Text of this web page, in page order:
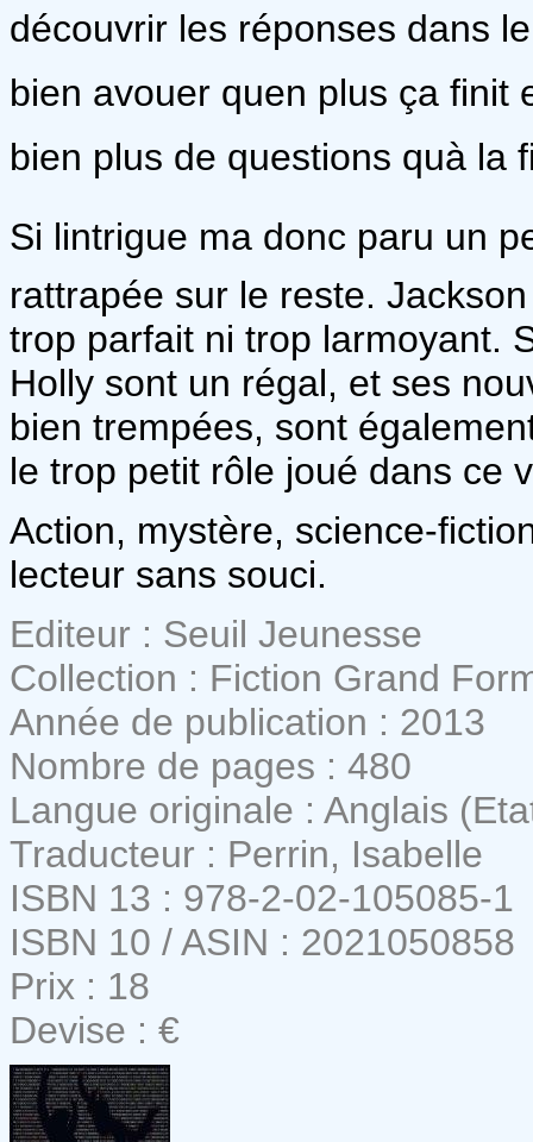
découvrir les réponses dans
bien avouer quen plus ça
bien plus de questions quà
Si lintrigue ma donc paru un
rattrapée sur le reste.
trop parfait ni trop larmoyant.
Holly sont un régal, et ses
bien trempées, sont
le trop petit rôle joué dans ce
Action, mystère, science-
lecteur sans souci.
Editeur : Seuil Jeunesse
Collection : Fiction Grand
Année de publication : 2013
Nombre de pages : 480
Langue originale : Anglais
Traducteur : Perrin, Isabelle
ISBN 13 : 978-2-02-105085-1
ISBN 10 / ASIN : 2021050858
Prix : 18
Devise : €